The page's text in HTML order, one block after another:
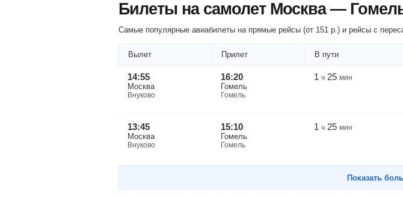
Билеты на самолет Москва —
Самые популярные авиабилеты на прямые рейсы (от 151 р.) и рейсы с
Вылет Прилет В пути
14:55
Москва
Внуково
16:20
Гомель
Гомель
1 ч 25 мин
13:45
Москва
Внуково
15:10
Гомель
Гомель
1 ч 25 мин
Показать